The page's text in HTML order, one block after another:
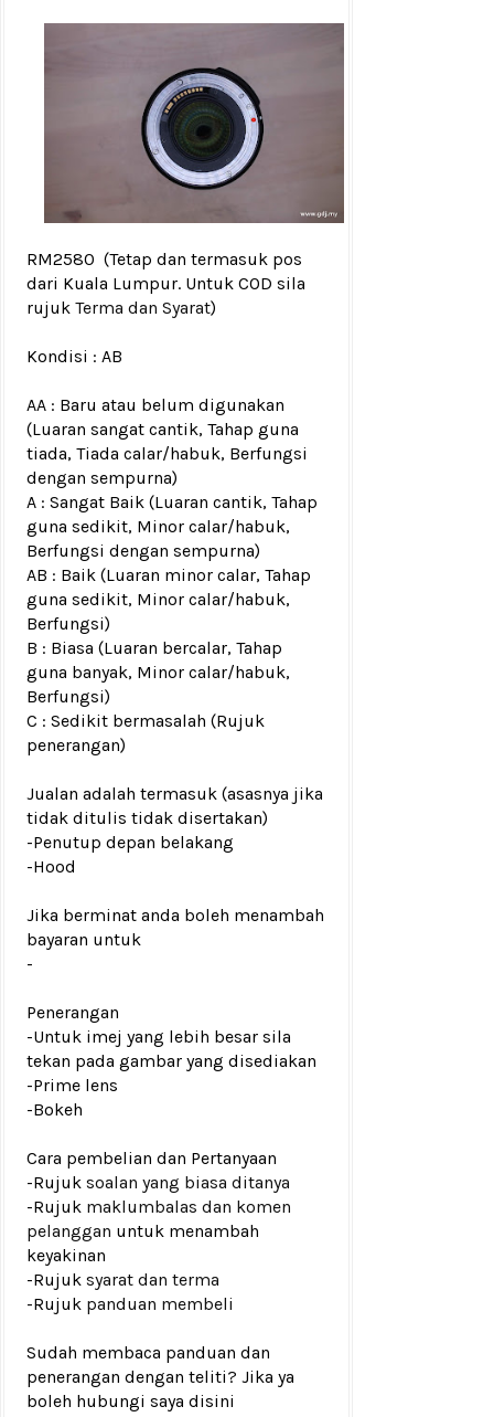
RM2580 (Tetap dan termasuk pos
dari Kuala Lumpur. Untuk COD sila
rujuk Terma dan Syarat)
Kondisi : AB
AA : Baru atau belum digunakan
(Luaran sangat cantik, Tahap guna
tiada, Tiada calar/habuk, Berfungsi
dengan sempurna)
A : Sangat Baik (Luaran cantik, Tahap
guna sedikit, Minor calar/habuk,
Berfungsi dengan sempurna)
AB : Baik (Luaran minor calar, Tahap
guna sedikit, Minor calar/habuk,
Berfungsi)
B : Biasa (Luaran bercalar, Tahap
guna banyak, Minor calar/habuk,
Berfungsi)
C : Sedikit bermasalah (Rujuk
penerangan)
Jualan adalah termasuk (asasnya jika
tidak ditulis tidak disertakan)
-Penutup depan belakang
-Hood
Jika berminat anda boleh menambah
bayaran untuk
-
Penerangan
-Untuk imej yang lebih besar sila
tekan pada gambar yang disediakan
-Prime lens
-Bokeh
Cara pembelian dan Pertanyaan
-Rujuk soalan yang biasa ditanya
-Rujuk maklumbalas dan komen
pelanggan untuk menambah
keyakinan
-Rujuk syarat dan terma
-Rujuk panduan membeli
Sudah membaca panduan dan
penerangan dengan teliti? Jika ya
boleh hubungi saya disini